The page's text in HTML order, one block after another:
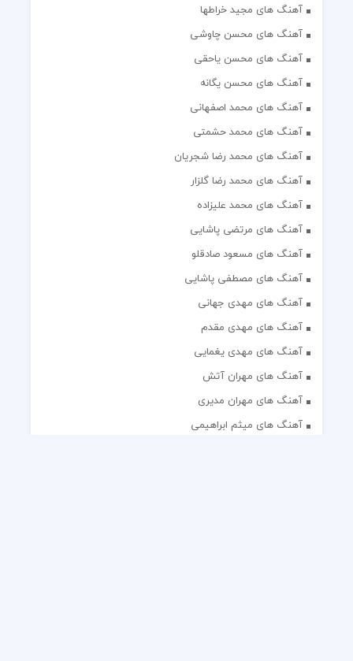
آهنگ های مجید خراطها
آهنگ های محسن چاوشی
آهنگ های محسن یاحقی
آهنگ های محسن یگانه
آهنگ های محمد اصفهانی
آهنگ های محمد حشمتی
آهنگ های محمد رضا شجریان
آهنگ های محمد رضا گلزار
آهنگ های محمد علیزاده
آهنگ های مرتضی پاشایی
آهنگ های مسعود صادقلو
آهنگ های مصطفی پاشایی
آهنگ های مهدی جهانی
آهنگ های مهدی مقدم
آهنگ های مهدی یغمایی
آهنگ های مهران آتش
آهنگ های مهران مدیری
آهنگ های میثم ابراهیمی